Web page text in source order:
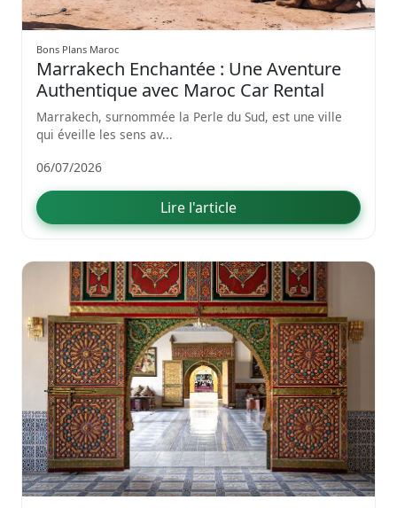
Bons Plans Maroc
Marrakech Enchantée : Une Aventure
Authentique avec Maroc Car Rental
Marrakech, surnommée la Perle du Sud, est une ville
qui éveille les sens av...
06/07/2026
Lire l'article